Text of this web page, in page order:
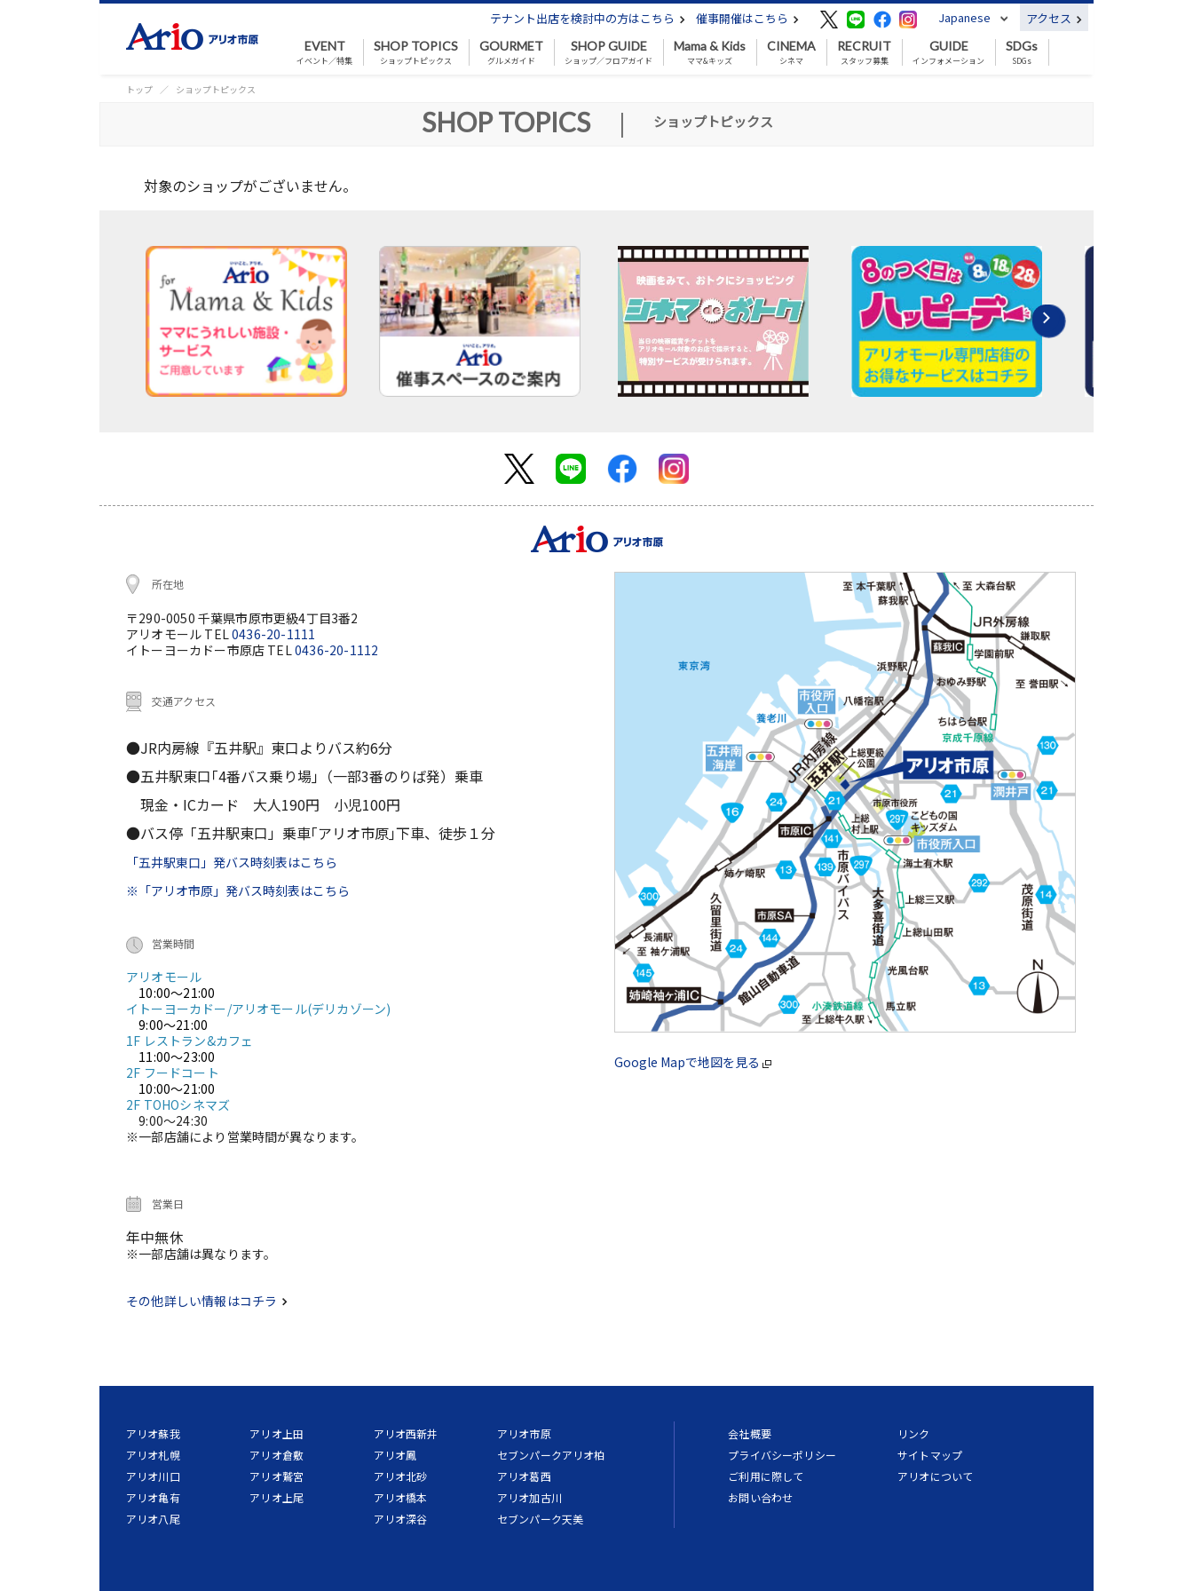
テナント出店を検討中の方はこちら 催事開催はこちら Japanese アクセス
EVENT
イベント／特集
SHOP TOPICS
ショップトピックス
GOURMET
グルメガイド
SHOP GUIDE
ショップ／フロアガイド
Mama & Kids
ママ&キッズ
CINEMA
シネマ
RECRUIT
スタッフ募集
GUIDE
インフォメーション
SDGs
SDGs
トップ ショップトピックス
SHOP TOPICS | ショップトピックス
対象のショップがございません。
所在地
〒290-0050 千葉県市原市更級4丁目3番2
アリオモール TEL0436-20-1111
イトーヨーカドー市原店 TEL0436-20-1112
交通アクセス
●JR内房線『五井駅』東口よりバス約6分
●五井駅東口｢4番バス乗り場｣（一部3番のりば発）乗車
現金・ICカード 大人190円 小児100円
●バス停「五井駅東口」乗車｢アリオ市原｣下車、徒歩１分
「五井駅東口」発バス時刻表はこちら
※「アリオ市原」発バス時刻表はこちら
営業時間
アリオモール
10:00～21:00
イトーヨーカドー/アリオモール(デリカゾーン)
9:00～21:00
1F レストラン&カフェ
11:00～23:00
2F フードコート
10:00～21:00
2F TOHOシネマズ
9:00～24:30
※一部店舗により営業時間が異なります。
営業日
年中無休
※一部店舗は異なります。
その他詳しい情報はコチラ
Google Mapで地図を見る
アリオ蘇我
アリオ札幌
アリオ川口
アリオ亀有
アリオ八尾
アリオ上田
アリオ倉敷
アリオ鷲宮
アリオ上尾
アリオ西新井
アリオ鳳
アリオ北砂
アリオ橋本
アリオ深谷
アリオ市原
セブンパークアリオ柏
アリオ葛西
アリオ加古川
セブンパーク天美
会社概要
プライバシーポリシー
ご利用に際して
お問い合わせ
リンク
サイトマップ
アリオについて